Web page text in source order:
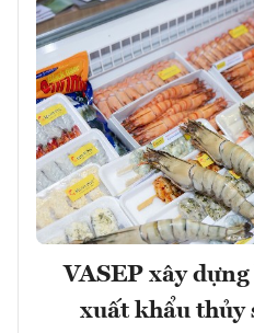
VASEP xây
xuất khẩu thủy